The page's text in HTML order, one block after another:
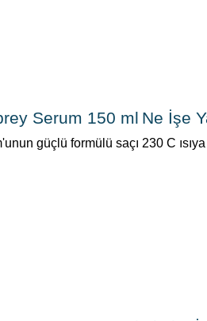
Serum 150 ml Ne İşe
güçlü formülü saçı 230 C ısıya